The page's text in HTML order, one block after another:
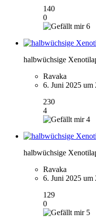
140
0
6
halbwüchsige
Ravaka
6. Juni 2025 um
230
4
4
halbwüchsige
Ravaka
6. Juni 2025 um
129
0
5